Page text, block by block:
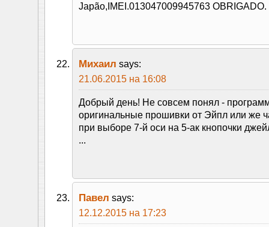
Japão,IMEI.013047009945763 OBRIGADO.
Михаил says:
21.06.2015 на 16:08
Добрый день! Не совсем понял -
оригинальные прошивки от Эйпл или же
при выборе 7-й оси на 5-ак кнопочки
...
Павел says:
12.12.2015 на 17:23